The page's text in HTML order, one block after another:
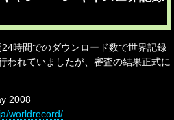
時間でのダウンロード数で世界記録
われていましたが、審査の結果正式に
2008
worldrecord/